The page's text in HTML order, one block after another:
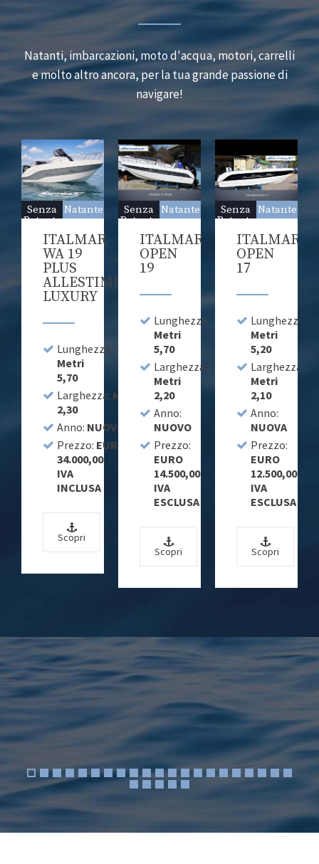
Natanti, imbarcazioni, moto d'acqua, motori, carrelli
e molto altro ancora, per la tua grande passione di
navigare!
Senza
Patente
Natante
ITALMAR
WA 19
PLUS
ALLESTIMENTO
LUXURY
Lunghezza:
Metri
5,70
Larghezza: Metri
2,30
Anno: NUOVO
Prezzo: EURO
34.000,00
IVA
INCLUSA
Scopri
Senza
Patente
Natante
ITALMAR
OPEN
19
Lunghezza:
Metri
5,70
Larghezza:
Metri
2,20
Anno:
NUOVO
Prezzo:
EURO
14.500,00
IVA
ESCLUSA
Scopri
Senza
Patente
Natante
ITALMAR
OPEN
17
Lunghezza:
Metri
5,20
Larghezza:
Metri
2,10
Anno:
NUOVA
Prezzo:
EURO
12.500,00
IVA
ESCLUSA
Scopri